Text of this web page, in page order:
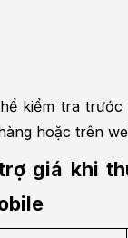
kiểm tra
hoặc trên
giá khi